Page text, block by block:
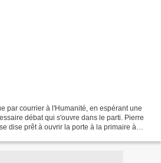
par courrier à l'Humanité, en espérant une
débat qui s'ouvre dans le parti. Pierre
dise prêt à ouvrir la porte à la primaire à